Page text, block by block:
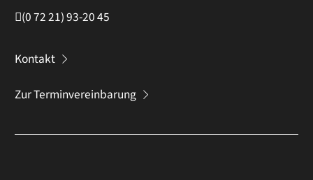
(07221) 93-2045
Kontakt
Zur Terminvereinbarung